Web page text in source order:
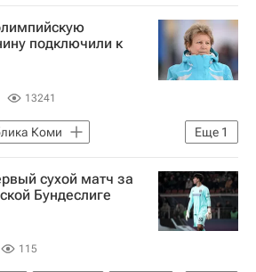
Россия
Руслан Семенюк
подключили к
13241
Еще 1
Коми
сухой матч за
Бундеслиге
115